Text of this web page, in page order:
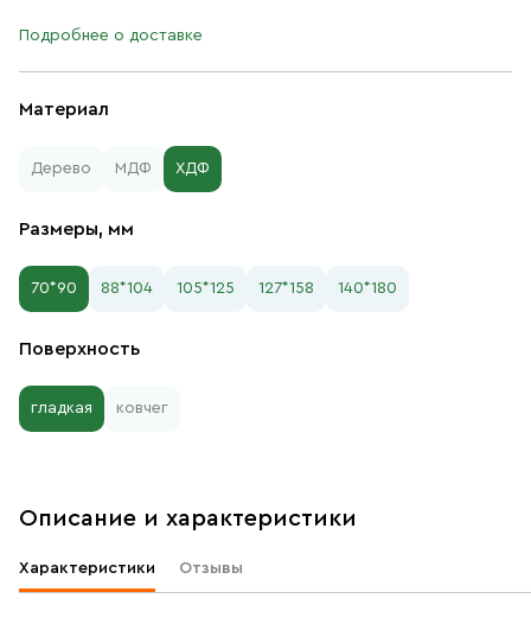
Материал
Дерево МДФ ХДФ
Размеры, мм
70*90 88*104 105*125 127*158 140*180
Поверхность
гладкая ковчег
Подробнее о доставке
Описание и характеристики
Характеристики Отзывы